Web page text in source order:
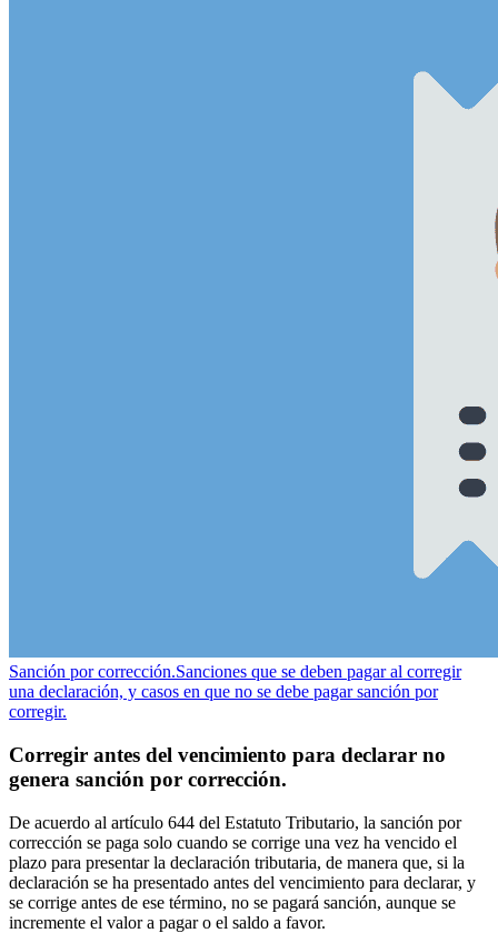
Sanción por corrección.Sanciones que se deben pagar al corregir
una declaración, y casos en que no se debe pagar sanción por
corregir.
Corregir antes del vencimiento para declarar no
genera sanción por corrección.
De acuerdo al artículo 644 del Estatuto Tributario, la sanción por
corrección se paga solo cuando se corrige una vez ha vencido el
plazo para presentar la declaración tributaria, de manera que, si la
declaración se ha presentado antes del vencimiento para declarar, y
se corrige antes de ese término, no se pagará sanción, aunque se
incremente el valor a pagar o el saldo a favor.